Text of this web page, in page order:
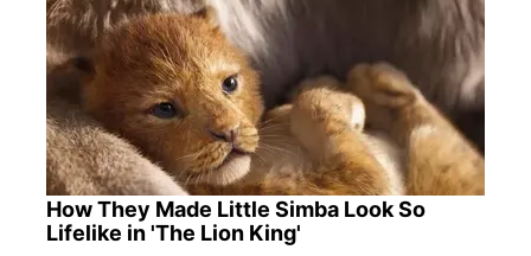
How They Made Little Simba Look So
Lifelike in 'The Lion King'